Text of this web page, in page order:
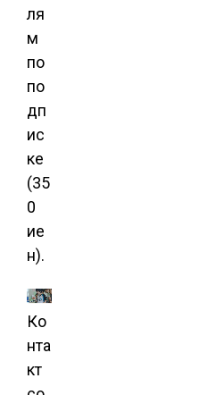
ля
м
по
по
дп
ис
ке
(35
0
ие
н).
Ко
нта
кт